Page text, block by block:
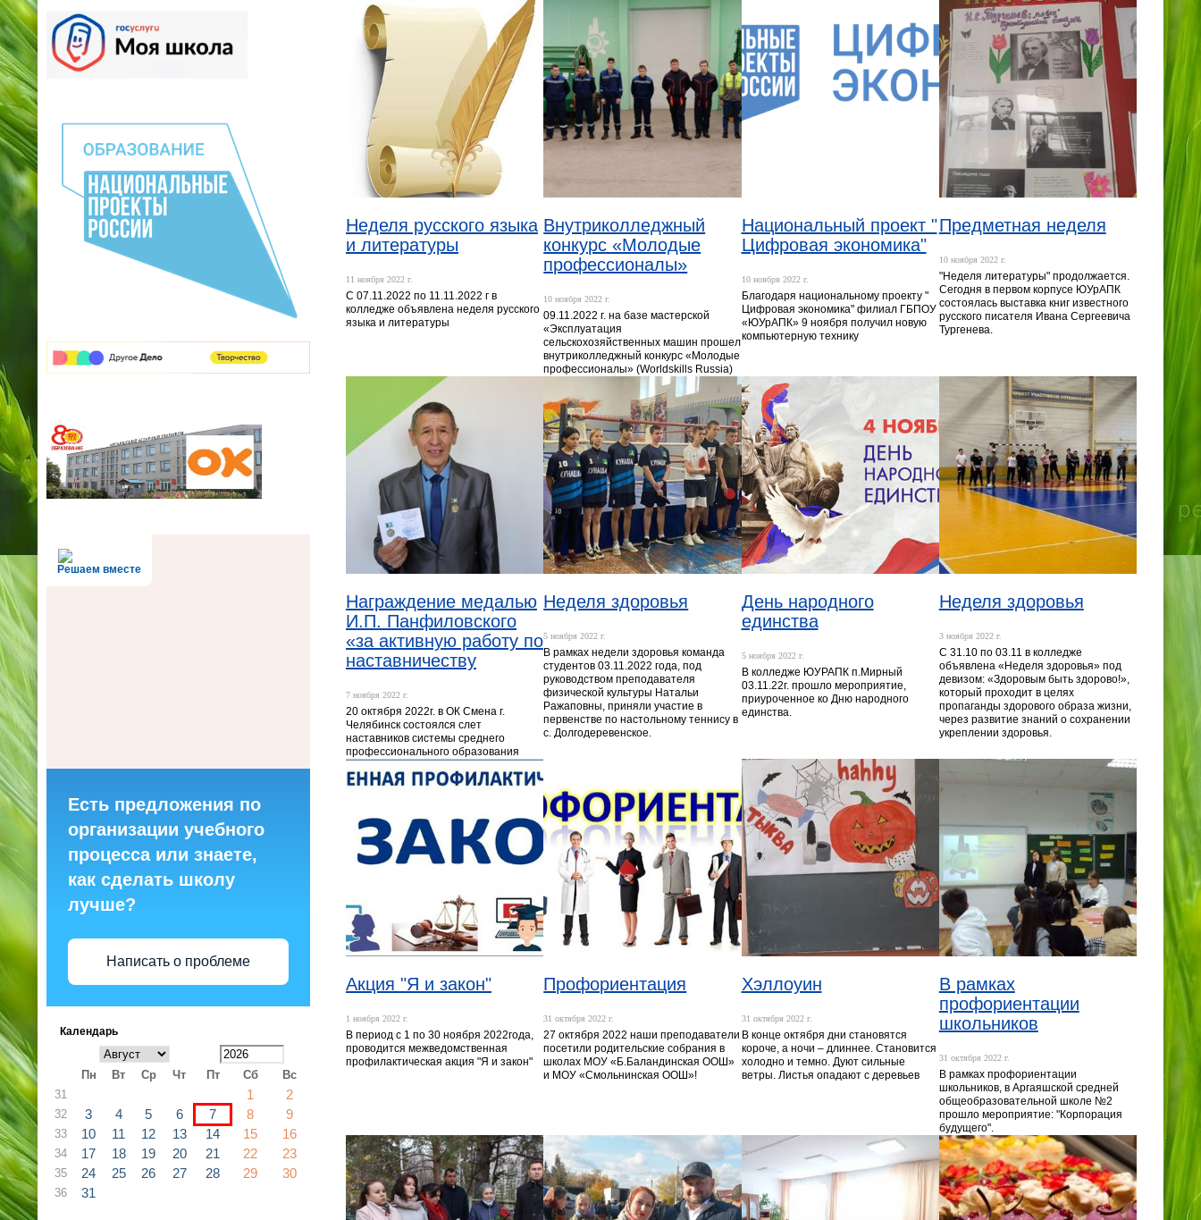
Решаем вместе
Есть предложения по
организации учебного
процесса или знаете,
как сделать школу
лучше?
Написать о проблеме
Календарь
Пн Вт Ср Чт Пт Сб
Вс
31
1 2
32 3 4 5 6 7 8 9
33 10 11 12 13 14 15 16
34 17 18 19 20 21 22 23
35 24 25 26 27 28 29 30
36 31
Неделя русского языка
и литературы
11 ноября 2022 г.
С 07.11.2022 по 11.11.2022 г в
колледже объявлена неделя русского
языка и литературы
Внутриколледжный
конкурс «Молодые
профессионалы»
10 ноября 2022 г.
09.11.2022 г. на базе мастерской
«Эксплуатация
сельскохозяйственных машин прошел
внутриколледжный конкурс «Молодые
профессионалы» (Worldskills Russia)
Национальный проект "
Цифровая экономика"
10 ноября 2022 г.
Благодаря национальному проекту "
Цифровая экономика" филиал ГБПОУ
«ЮУрАПК» 9 ноября получил новую
компьютерную технику
Предметная неделя
10 ноября 2022 г.
"Неделя литературы" продолжается.
Сегодня в первом корпусе ЮУрАПК
состоялась выставка книг известного
русского писателя Ивана Сергеевича
Тургенева.
Награждение медалью
И.П. Панфиловского
«за активную работу по
наставничеству
7 ноября 2022 г.
20 октября 2022г. в ОК Смена г.
Челябинск состоялся слет
наставников системы среднего
профессионального образования
Неделя здоровья
5 ноября 2022 г.
В рамках недели здоровья команда
студентов 03.11.2022 года, под
руководством преподавателя
физической культуры Натальи
Ражаповны, приняли участие в
первенстве по настольному теннису в
с. Долгодеревенское.
День народного
единства
5 ноября 2022 г.
В колледже ЮУРАПК п.Мирный
03.11.22г. прошло мероприятие,
приуроченное ко Дню народного
единства.
Неделя здоровья
3 ноября 2022 г.
С 31.10 по 03.11 в колледже
объявлена «Неделя здоровья» под
девизом: «Здоровым быть здорово!»,
который проходит в целях
пропаганды здорового образа жизни,
через развитие знаний о сохранении
укреплении здоровья.
Акция "Я и закон"
1 ноября 2022 г.
В период с 1 по 30 ноября 2022года,
проводится межведомственная
профилактическая акция "Я и закон"
Профориентация
31 октября 2022 г.
27 октября 2022 наши преподаватели
посетили родительские собрания в
школах МОУ «Б.Баландинская ООШ»
и МОУ «Смольнинская ООШ»!
Хэллоуин
31 октября 2022 г.
В конце октября дни становятся
короче, а ночи – длиннее. Становится
холодно и темно. Дуют сильные
ветры. Листья опадают с деревьев
В рамках
профориентации
школьников
31 октября 2022 г.
В рамках профориентации
школьников, в Аргаяшской средней
общеобразовательной школе №2
прошло мероприятие: "Корпорация
будущего".